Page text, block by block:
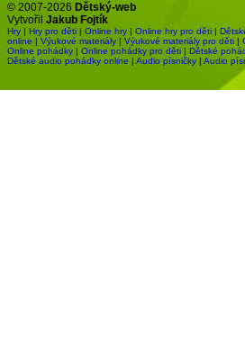
© 2007-2026 Dětský-web
Vytvořil Jakub Fojtík
Hry | Hry pro děti | Online hry | Online hry pro děti |
online | Výukové materiály | Výukové materiály pro děti |
Online pohádky | Online pohádky pro děti | Dětské
Dětské audio pohádky online | Audio písničky | Audio